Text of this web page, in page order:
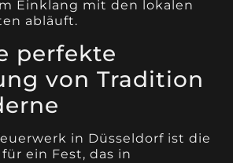
Einklang mit den lokalen
abläuft.
perfekte
von Tradition
in Düsseldorf ist die
ein Fest, das in